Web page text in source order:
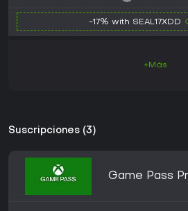
-17% with SEAL17XDD
+Más
Suscripciones (3)
Game Pass